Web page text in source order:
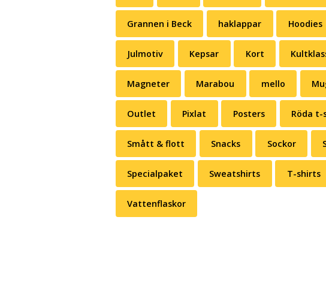
Grannen i Beck haklappar Hoodies
Julmotiv Kepsar Kort
Magneter Marabou mello
Outlet Pixlat Posters Röda t-
Smått & flott Snacks Sockor
Specialpaket Sweatshirts T-shirts
Vattenflaskor